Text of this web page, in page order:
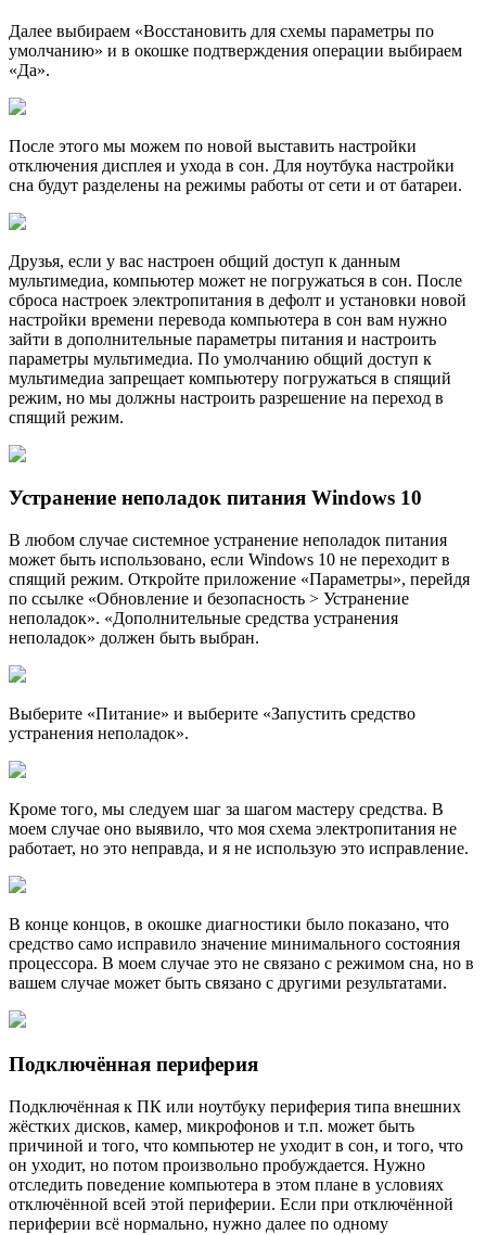
Далее выбираем «Восстановить для схемы параметры по
умолчанию» и в окошке подтверждения операции выбираем
«Да».
После этого мы можем по новой выставить настройки
отключения дисплея и ухода в сон. Для ноутбука настройки
сна будут разделены на режимы работы от сети и от батареи.
Друзья, если у вас настроен общий доступ к данным
мультимедиа, компьютер может не погружаться в сон. После
сброса настроек электропитания в дефолт и установки новой
настройки времени перевода компьютера в сон вам нужно
зайти в дополнительные параметры питания и настроить
параметры мультимедиа. По умолчанию общий доступ к
мультимедиа запрещает компьютеру погружаться в спящий
режим, но мы должны настроить разрешение на переход в
спящий режим.
Устранение неполадок питания Windows 10
В любом случае системное устранение неполадок питания
может быть использовано, если Windows 10 не переходит в
спящий режим. Откройте приложение «Параметры», перейдя
по ссылке «Обновление и безопасность > Устранение
неполадок». «Дополнительные средства устранения
неполадок» должен быть выбран.
Выберите «Питание» и выберите «Запустить средство
устранения неполадок».
Кроме того, мы следуем шаг за шагом мастеру средства. В
моем случае оно выявило, что моя схема электропитания не
работает, но это неправда, и я не использую это исправление.
В конце концов, в окошке диагностики было показано, что
средство само исправило значение минимального состояния
процессора. В моем случае это не связано с режимом сна, но в
вашем случае может быть связано с другими результатами.
Подключённая периферия
Подключённая к ПК или ноутбуку периферия типа внешних
жёстких дисков, камер, микрофонов и т.п. может быть
причиной и того, что компьютер не уходит в сон, и того, что
он уходит, но потом произвольно пробуждается. Нужно
отследить поведение компьютера в этом плане в условиях
отключённой всей этой периферии. Если при отключённой
периферии всё нормально, нужно далее по одному